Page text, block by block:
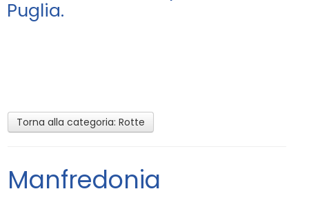
Promozioni
Puglia.
Torna alla categoria: Rotte
Manfredonia